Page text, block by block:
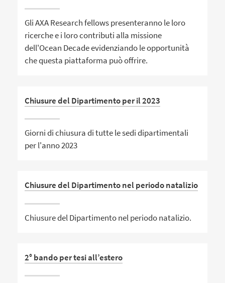
Gli AXA Research fellows presenteranno le loro
ricerche e i loro contributi alla missione
dell'Ocean Decade evidenziando le opportunità
che questa piattaforma può offrire.
Chiusure del Dipartimento per il 2023
Giorni di chiusura di tutte le sedi dipartimentali
per l'anno 2023
Chiusure del Dipartimento nel periodo natalizio
Chiusure del Dipartimento nel periodo natalizio.
2° bando per tesi all’estero